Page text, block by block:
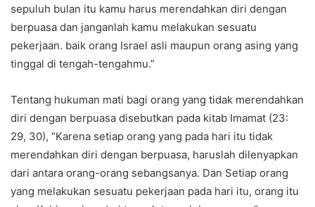
sepuluh bulan itu kamu harus merendahkan diri dengan
berpuasa dan janganlah kamu melakukan sesuatu
pekerjaan. baik orang Israel asli maupun orang asing yang
tinggal di tengah-tengahmu.”
Tentang hukuman mati bagi orang yang tidak merendahkan
diri dengan berpuasa disebutkan pada kitab Imamat (23:
29, 30), “Karena setiap orang yang pada hari itu tidak
merendahkan diri dengan berpuasa, haruslah dilenyapkan
dari antara orang-orang sebangsanya. Dan Setiap orang
yang melakukan sesuatu pekerjaan pada hari itu, orang itu